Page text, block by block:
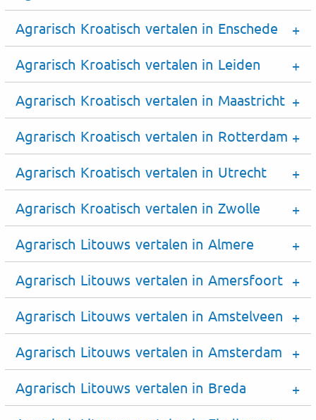
Agrarisch Kroatisch vertalen in Enschede
Agrarisch Kroatisch vertalen in Leiden
Agrarisch Kroatisch vertalen in Maastricht
Agrarisch Kroatisch vertalen in Rotterdam
Agrarisch Kroatisch vertalen in Utrecht
Agrarisch Kroatisch vertalen in Zwolle
Agrarisch Litouws vertalen in Almere
Agrarisch Litouws vertalen in Amersfoort
Agrarisch Litouws vertalen in Amstelveen
Agrarisch Litouws vertalen in Amsterdam
Agrarisch Litouws vertalen in Breda